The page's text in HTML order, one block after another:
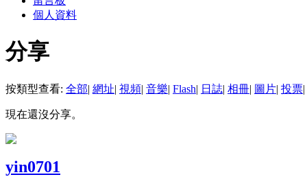
個人資料
分享
按類型查看: 全部| 網址| 視頻| 音樂| Flash| 日誌| 相冊| 圖片| 投票|
現在還沒分享。
yin0701